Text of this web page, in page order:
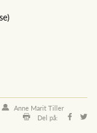
Anne Marit Tiller
Del på: